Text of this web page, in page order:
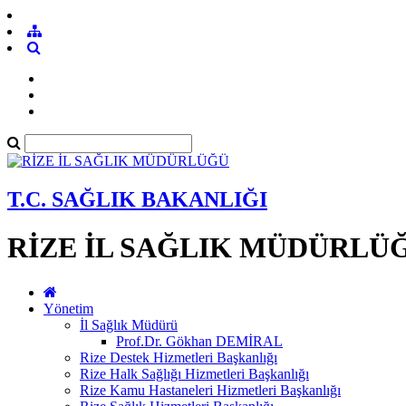
T.C. SAĞLIK BAKANLIĞI
RİZE İL SAĞLIK
Yönetim
İl Sağlık Müdürü
Prof.Dr. Gökhan DEMİRAL
Rize Destek Hizmetleri Başkanlığı
Rize Halk Sağlığı Hizmetleri Başkanlığı
Rize Kamu Hastaneleri Hizmetleri Başkanlığı